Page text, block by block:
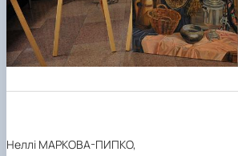
Неллі МАРКОВА-ПИПКО,